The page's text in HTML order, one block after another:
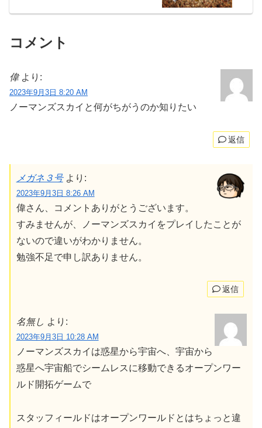
コメント
偉 より:
2023年9月3日 8:20 AM
ノーマンズスカイと何がちがうのか知りたい
返信
メガネ３号 より:
2023年9月3日 8:26 AM
偉さん、コメントありがとうございます。
すみませんが、ノーマンズスカイをプレイしたことが
ないので違いがわかりません。
勉強不足で申し訳ありません。
返信
名無し より:
2023年9月3日 10:28 AM
ノーマンズスカイは惑星から宇宙へ、宇宙から
惑星へ宇宙船でシームレスに移動できるオープンワー
ルド開拓ゲームで
スタッフィールドはオープンワールドとはちょっと違